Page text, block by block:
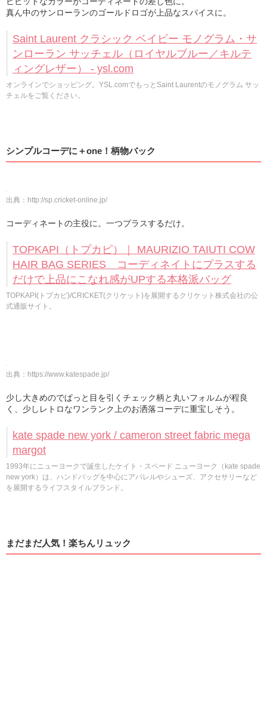
真ん中のサンローランのゴールドロゴが上品なスパイスに。
Saint Laurent クラシック ベイビー モノグラム・サ
ンローラン サッチェル（ロイヤルブルー／キルテ
ィングレザー） - ysl.com
オンラインでショッピング。YSL.comでもっとSaint Laurentのモノグラム サッ
チェルをご覧ください。
シンプルコーデに＋one！柄物バック
出典： http://sp.cricket-online.jp/
コーディネートの主役に。一つプラスするだけ。
TOPKAPI（トプカピ）｜ MAURIZIO TAIUTI COW
HAIR BAG SERIES コーディネイトにプラスする
だけで上品にこなれ感がUPする本格派バッグ
TOPKAPI(トプカピ)/CRICKET(クリケット)を展開するクリケット株式会社の公
式通販サイト。
出典： https://www.katespade.jp/
少し大きめのでぱっと目を引くチェック柄と丸いフォルムが程良
く、少しレトロなワンランク上のお洒落コーデに重宝しそう。
kate spade new york / cameron street fabric mega
margot
1993年にニューヨークで誕生したケイト・スペード ニューヨーク（kate spade
new york）は、ハンドバッグを中心にアパレルやシューズ、アクセサリーなど
を展開するライフスタイルブランド。
まだまだ人気！楽ちんリュック